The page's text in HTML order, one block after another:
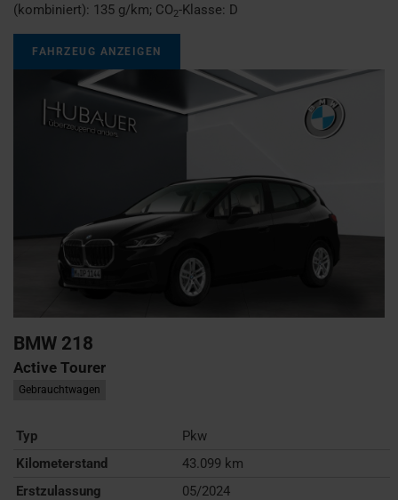
(kombiniert): 135 g/km; CO2-Klasse: D
FAHRZEUG ANZEIGEN
BMW 218
Active Tourer
Gebrauchtwagen
Typ
Pkw
Kilometerstand
43.099 km
Erstzulassung
05/2024